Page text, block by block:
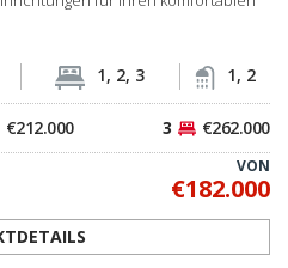
VON
PROFESSIONELLES